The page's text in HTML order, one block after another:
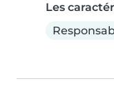
Les